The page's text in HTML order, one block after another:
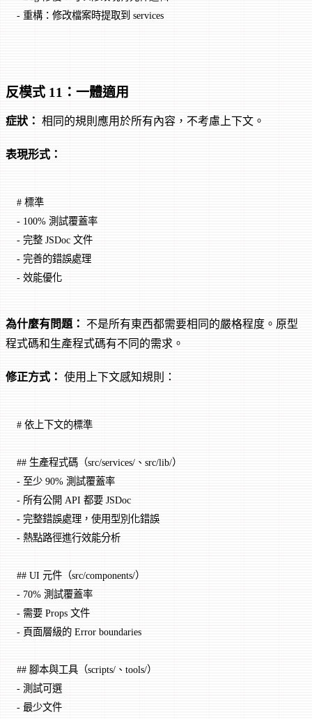
- 重構：修改檔案時提取到 services
反模式 11：一體適用
症狀： 相同的規則應用於所有內容，不考慮上下文。
表現形式：
# 標準
- 100% 測試覆蓋率
- 完整 JSDoc 文件
- 完善的錯誤處理
- 效能優化
為什麼有問題：
不是所有東西都需要相同的嚴格程度。原型
程式碼和生產程式碼有不同的需求。
修正方式： 使用上下文感知規則：
# 依上下文的標準
## 生產程式碼（src/services/、src/lib/）
- 至少 90% 測試覆蓋率
- 所有公開 API 都要 JSDoc
- 完整錯誤處理，使用型別化錯誤
- 熱點路徑進行效能分析
## UI 元件（src/components/）
- 70% 測試覆蓋率
- 需要 Props 文件
- 頁面層級的 Error boundaries
## 腳本與工具（scripts/、tools/）
- 測試可選
- 最少文件